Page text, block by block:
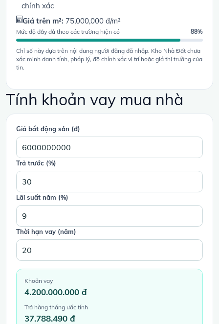
chính xác
Giá trên m²: 75,000,000 đ/m²
Mức độ đầy đủ theo các trường hiện có 88%
Chỉ số này dựa trên nội dung người đăng đã nhập. Kho Nhà Đất chưa
xác minh danh tính, pháp lý, độ chính xác vị trí hoặc giá thị trường của
tin.
Tính khoản vay mua nhà
Giá bất động sản (đ)
Trả trước (%)
Lãi suất năm (%)
Thời hạn vay (năm)
Khoản vay
4.200.000.000 đ
Trả hàng tháng ước tính
37.788.490 đ